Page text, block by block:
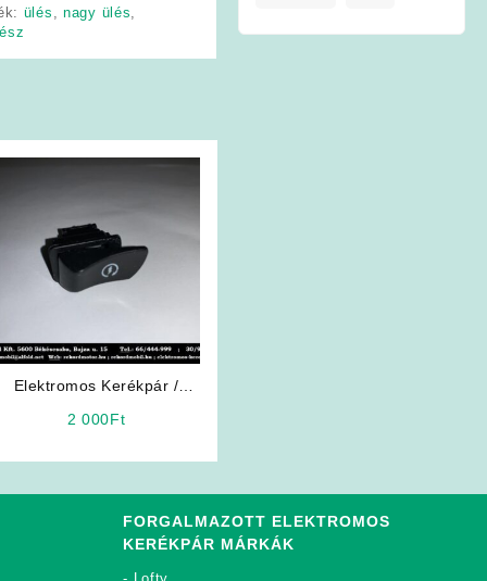
ülés nagy ülés
Elektromos Kerékpár /
2 000Ft
FORGALMAZOTT ELEKTROMOS
KERÉKPÁR MÁRKÁK